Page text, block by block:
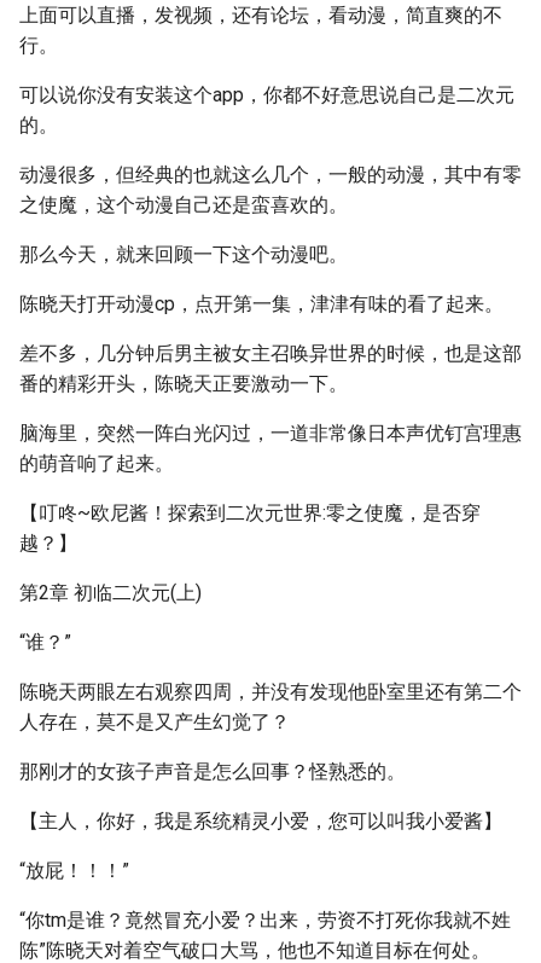
上面可以直播，发视频，还有论坛，看动漫，简直爽的不
行。
可以说你没有安装这个app，你都不好意思说自己是二次元
的。
动漫很多，但经典的也就这么几个，一般的动漫，其中有零
之使魔，这个动漫自己还是蛮喜欢的。
那么今天，就来回顾一下这个动漫吧。
陈晓天打开动漫cp，点开第一集，津津有味的看了起来。
差不多，几分钟后男主被女主召唤异世界的时候，也是这部
番的精彩开头，陈晓天正要激动一下。
脑海里，突然一阵白光闪过，一道非常像日本声优钉宫理惠
的萌音响了起来。
【叮咚~欧尼酱！探索到二次元世界:零之使魔，是否穿
越？】
第2章 初临二次元(上)
“谁？”
陈晓天两眼左右观察四周，并没有发现他卧室里还有第二个
人存在，莫不是又产生幻觉了？
那刚才的女孩子声音是怎么回事？怪熟悉的。
【主人，你好，我是系统精灵小爱，您可以叫我小爱酱】
“放屁！！！”
“你tm是谁？竟然冒充小爱？出来，劳资不打死你我就不姓
陈”陈晓天对着空气破口大骂，他也不知道目标在何处。